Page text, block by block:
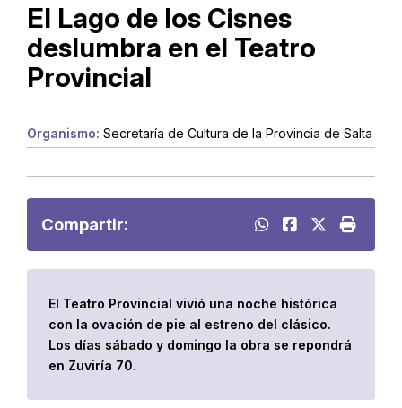
El Lago de los Cisnes
deslumbra en el Teatro
Provincial
Organismo: Secretaría de Cultura de la Provincia de Salta
Compartir:
El Teatro Provincial vivió una noche histórica
con la ovación de pie al estreno del clásico.
Los días sábado y domingo la obra se repondrá
en Zuviría 70.